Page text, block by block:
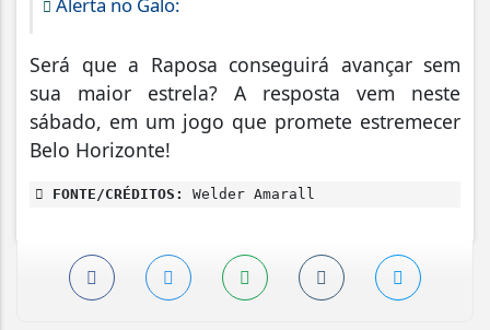
Será que a Raposa conseguirá avançar sem
sua maior estrela? A resposta vem neste
sábado, em um jogo que promete estremecer
Belo Horizonte!
FONTE/CRÉDITOS: Welder Amarall